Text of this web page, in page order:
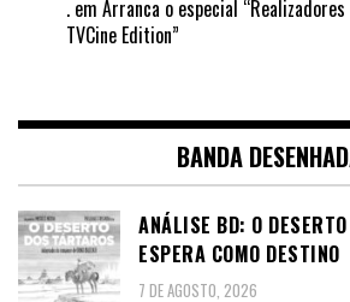
. em Arranca o especial
TVCine Edition”
BANDA
ANÁLISE BD: O
ESPERA COMO DESTINO
7 DE AGOSTO, 2026